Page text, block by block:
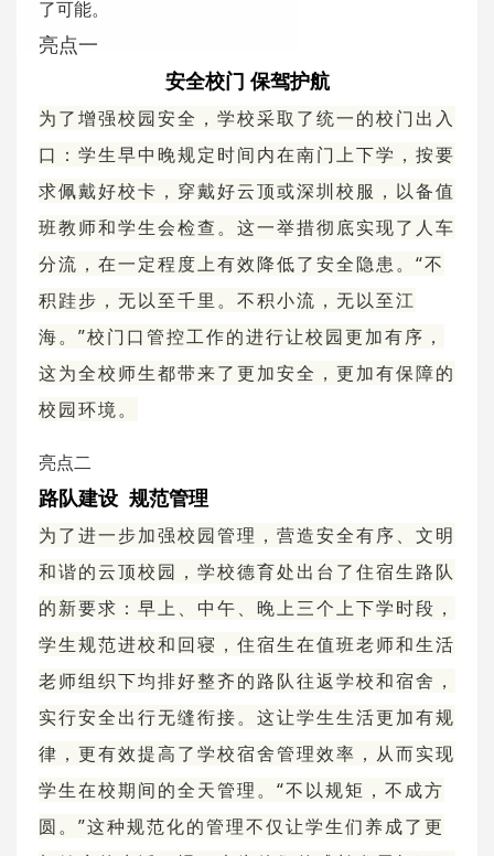
了可能。
亮点一
安全校门 保驾护航
为了增强校园安全，学校采取了统一的校门出入
口：学生早中晚规定时间内在南门上下学，按要
求佩戴好校卡，穿戴好云顶或深圳校服，以备值
班教师和学生会检查。这一举措彻底实现了人车
分流，在一定程度上有效降低了安全隐患。“不
积跬步，无以至千里。不积小流，无以至江
海。”校门口管控工作的进行让校园更加有序，
这为全校师生都带来了更加安全，更加有保障的
校园环境。
亮点二
路队建设 规范管理
为了进一步加强校园管理，营造安全有序、文明
和谐的云顶校园，学校德育处出台了住宿生路队
的新要求：早上、中午、晚上三个上下学时段，
学生规范进校和回寝，住宿生在值班老师和生活
老师组织下均排好整齐的路队往返学校和宿舍，
实行安全出行无缝衔接。这让学生生活更加有规
律，更有效提高了学校宿舍管理效率，从而实现
学生在校期间的全天管理。“不以规矩，不成方
圆。”这种规范化的管理不仅让学生们养成了更